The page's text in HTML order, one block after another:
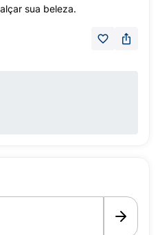
sua beleza.